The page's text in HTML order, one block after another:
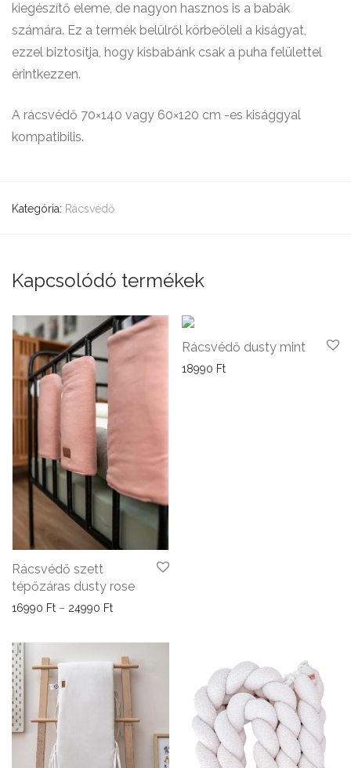
kiegészítő eleme, de nagyon hasznos is a babák
számára. Ez a termék belülről körbeöleli a kiságyat,
ezzel biztosítja, hogy kisbabánk csak a puha felülettel
érintkezzen.
A rácsvédő 70×140 vagy 60×120 cm -es kisággyal
kompatibilis.
Kategória: Rácsvédő
Kapcsolódó termékek
Rácsvédő szett
tépőzáras dusty rose
16990 Ft – 24990 FtÁrtartomány: 16990 Ft - 24990 Ft
Rácsvédő dusty mint
18990 Ft